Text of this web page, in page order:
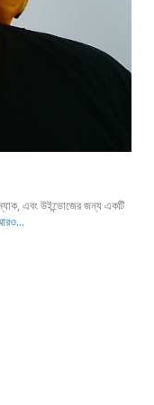
এবং উইন্ডোজের জন্য একটি